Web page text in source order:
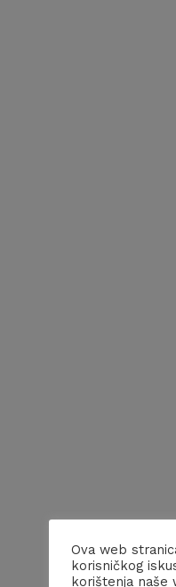
Ova web
korisničkog
korištenja naše